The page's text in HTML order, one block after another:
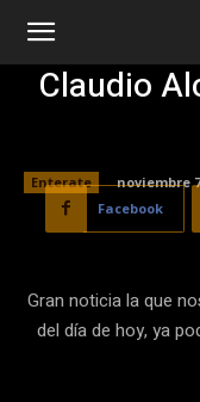
Claudio
Enterate
noviembre
Facebook
Gran noticia la que
del día de hoy, ya